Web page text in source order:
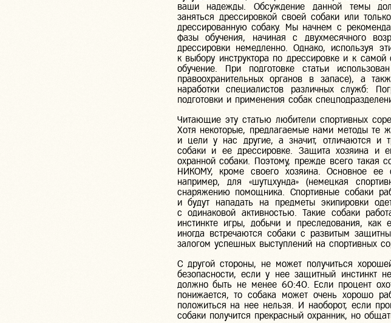
ваши надежды. Обсуждение данной темы
заняться дрессировкой своей собаки или
дрессированную собаку. Мы начнем с
фазы обучения, начиная с двухмесячного
дрессировки немедленно. Однако, используя
к выбору инструктора по дрессировке и к
обучение. При подготовке статьи
правоохранительных органов в запасе), а
наработки специалистов различных служб:
подготовки и применения собак
Читающие эту статью любители спортивных
Хотя некоторые, предлагаемые нами методы те
и цели у нас другие, а значит, отличаются и
собаки и ее дрессировке. Защита хозяина и
охранной собаки. Поэтому, прежде всего такая
НИКОМУ, кроме своего хозяина. Основное ее
например, для «шутцхунда» (немецкая
снаряжению помощника. Спортивные собаки
и будут нападать на предметы экипировки
с одинаковой активностью. Такие собаки
инстинкте игры, добычи и преследования,
иногда встречаются собаки с развитым
залогом успешных выступлений на спортивных
С другой стороны, не может получиться
безопасности, если у нее защитный инстинкт
должно быть не менее 60:40. Если процент
понижается, то собака может очень хорошо
положиться на нее нельзя. И наоборот, если
собаки получится прекрасный охранник, но